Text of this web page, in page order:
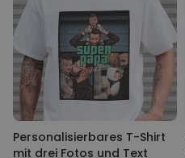
Personalisierbares T-Shirt
mit drei Fotos und Text